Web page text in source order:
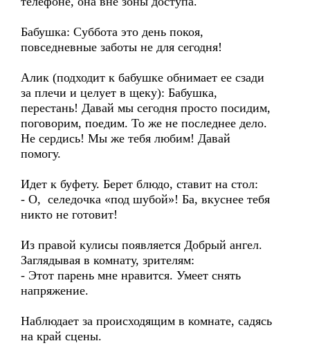
Бабушка: Суббота это день покоя,
повседневные заботы не для сегодня!
Алик (подходит к бабушке обнимает ее сзади
за плечи и целует в щеку): Бабушка,
перестань! Давай мы сегодня просто посидим,
поговорим, поедим. То же не последнее дело.
Не сердись! Мы же тебя любим! Давай
помогу.
Идет к буфету. Берет блюдо, ставит на стол:
- О, селедочка «под шубой»! Ба, вкуснее тебя
никто не готовит!
Из правой кулисы появляется Добрый ангел.
Заглядывая в комнату, зрителям:
- Этот парень мне нравится. Умеет снять
напряжение.
Наблюдает за происходящим в комнате, садясь
на край сцены.